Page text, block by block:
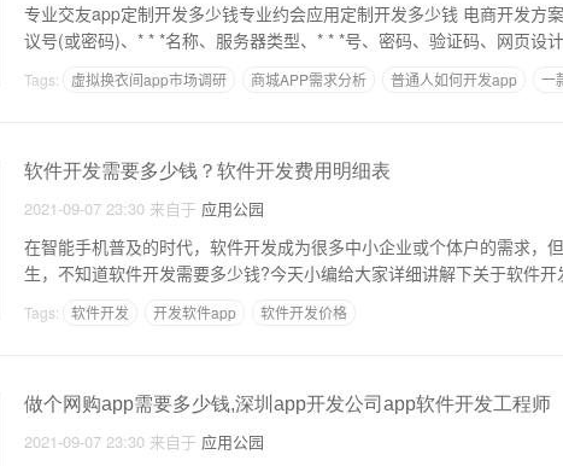
专业交友app定制开发多少钱专业约会应用定制开发多少钱 电商开发方案前，需确认合同号(或证书号)、开户协
议号(或密码)、* * *名称、服务器类型、* * *号、密码、验证码、网页设
Tags: 虚拟换衣间app市场调研 商城APP需求分析 普通人如何开发app
一
软件开发需要多少钱？软件开发费用明细表
2021-09-07 23:30 来自于 应用公园
在智能手机普及的时代，软件开发成为很多中小企业或个体户的需求，
Tags: 软件开发 开发软件app 软件开发价格
做个网购app需要多少钱,深圳app开发公司app软件开发工程师
2021-09-07 23:30 来自于 应用公园